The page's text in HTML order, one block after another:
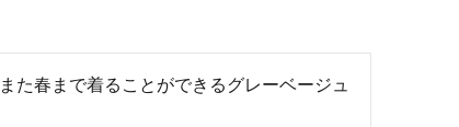
た春まで着ることができるグレーベージュ